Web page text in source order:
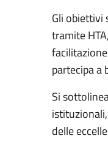
Gli obiettivi
tramite
partecipa a
Si
delle